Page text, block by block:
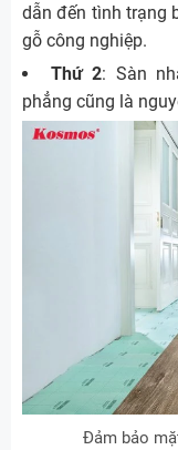
dẫn đến tình trạng
gỗ công nghiệp.
Thứ 2: Sàn
phẳng cũng là
Đảm bảo